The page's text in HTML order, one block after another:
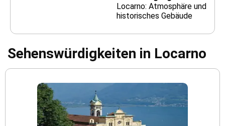
Locarno: Atmosphäre und
historisches Gebäude
Sehenswürdigkeiten in Locarno